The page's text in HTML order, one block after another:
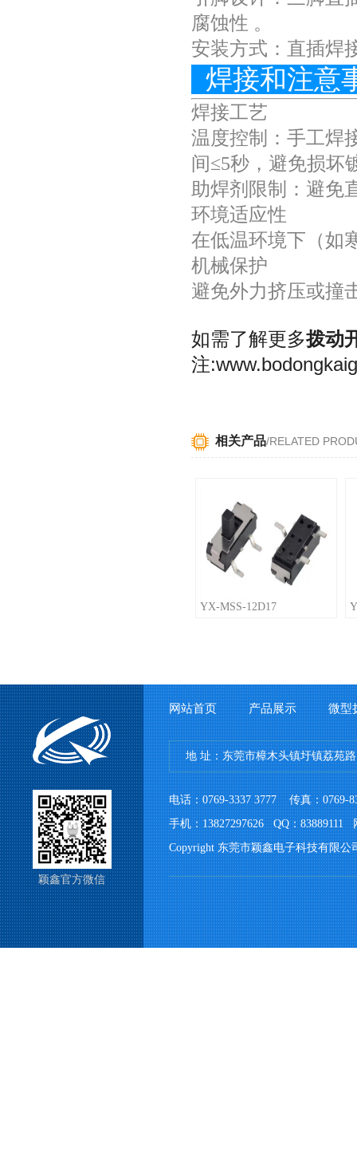
腐蚀性 。
安装方式：直插焊
焊接和注意
焊接工艺
温度控制：手工焊
间≤5秒，避免损坏
助焊剂限制：避免
环境适应性
在低温环境下（如
机械保护
避免外力挤压或撞
如需了解更多拨动
注
相关产品/RELATED
YX-MSS-12D17
颖鑫官方微信
网站首页 产品展示 微型
地 址：东莞市樟木头镇圩镇荔苑
电话：0769-3337 3777 传真：
手机：13827297626 QQ：83889111
Copyright 东莞市颖鑫电子科技有限公